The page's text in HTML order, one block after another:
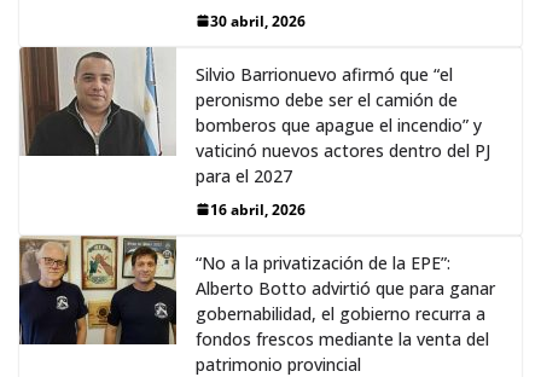
30 abril, 2026
Silvio Barrionuevo afirmó que “el
peronismo debe ser el camión de
bomberos que apague el incendio” y
vaticinó nuevos actores dentro del PJ
para el 2027
16 abril, 2026
“No a la privatización de la EPE”:
Alberto Botto advirtió que para ganar
gobernabilidad, el gobierno recurra a
fondos frescos mediante la venta del
patrimonio provincial